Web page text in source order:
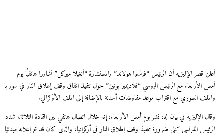
أعلن قصر الإليزيه أن الرئيس “فرنسوا هولاند” والمستشارة “أنغيلا ميركل” تشاورا هاتفيًا يوم
أمس الأربعاء مع الرئيس الروسي “فلاديمير بوتين” حول تنفيذ اتفاق وقف إطلاق النار في سوريا
والملف السوري مع اقتراب موعد مفاوضات أستانة بالإضافة إلى الملف الأوكراني.
وقال الإليزيه في بيان له، نشر يوم أمس الأربعاء، إنه خلال اتصال هاتفي بين القادة الثلاثة، شدد
الرئيس الفرنسي “على ضرورة تنفيذ وقف إطلاق النار في أوكرانيا، والذي كان قد تم إعلانه مبدئيا